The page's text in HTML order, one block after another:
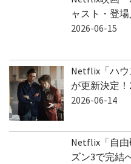
ャスト・登
2026-06-15
Netflix「ハウ
が更新決定
2026-06-14
Netflix「自
ズン3で完結